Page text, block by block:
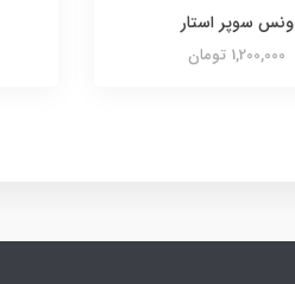
ونس سوپر استار
1,200,000 تومان